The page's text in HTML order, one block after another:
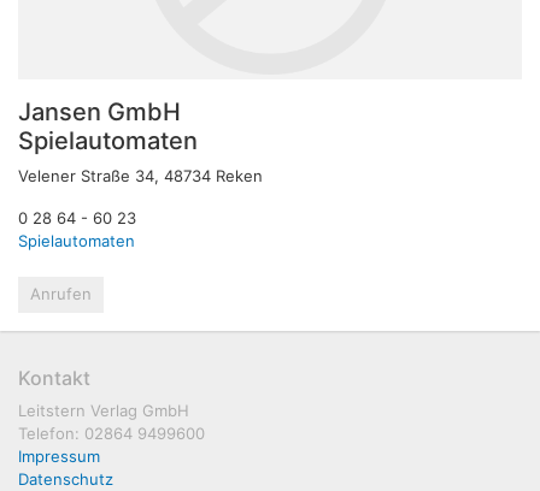
Jansen GmbH
Spielautomaten
Velener Straße 34, 48734 Reken
0 28 64 - 60 23
Spielautomaten
Anrufen
Kontakt
Leitstern Verlag GmbH
Telefon: 02864 9499600
Impressum
Datenschutz